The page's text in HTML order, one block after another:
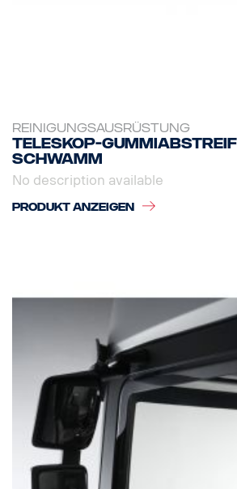
REINIGUNGSAUSRÜSTUNG
Teleskop-
Schwamm
No description available
PRODUKT ANZEIGEN